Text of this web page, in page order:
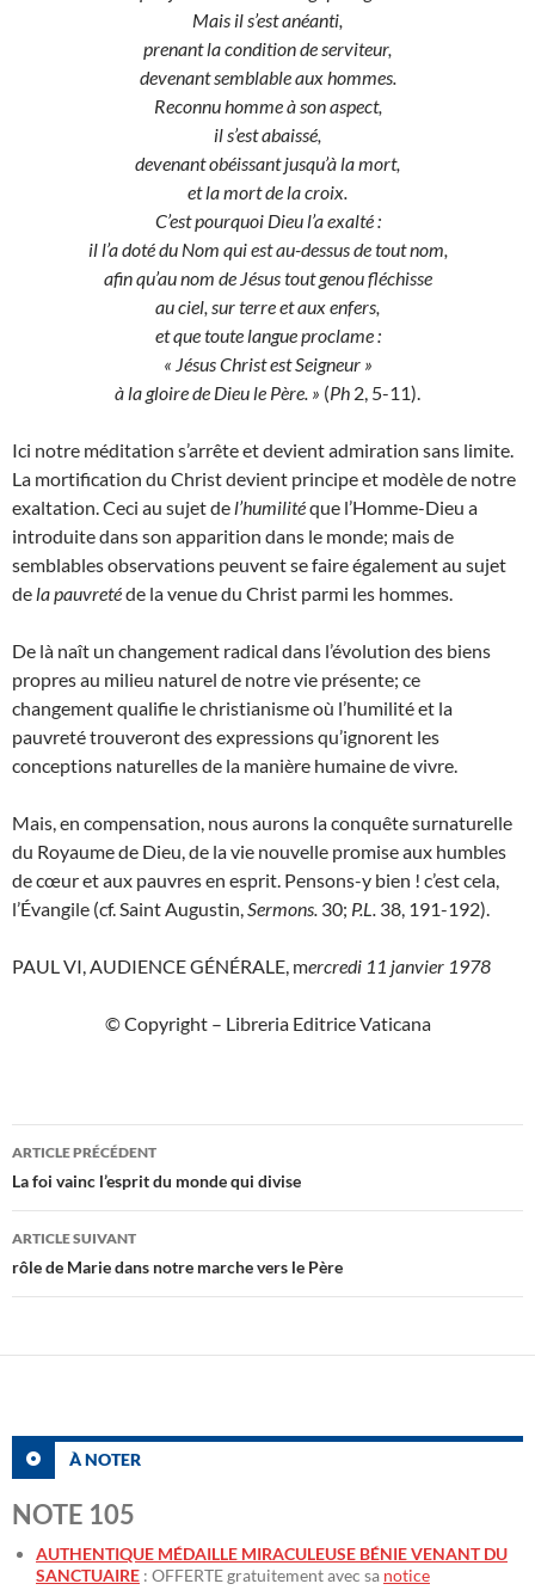
Mais il s’est anéanti,
prenant la condition de serviteur,
devenant semblable aux hommes.
Reconnu homme à son aspect,
il s’est abaissé,
devenant obéissant jusqu’à la mort,
et la mort de la croix.
C’est pourquoi Dieu l’a exalté :
il l’a doté du Nom qui est au-dessus de tout nom,
afin qu’au nom de Jésus tout genou fléchisse
au ciel, sur terre et aux enfers,
et que toute langue proclame :
« Jésus Christ est Seigneur »
à la gloire de Dieu le Père. » (Ph 2, 5-11).
Ici notre méditation s’arrête et devient admiration sans limite.
La mortification du Christ devient principe et modèle de notre
exaltation. Ceci au sujet de l’humilitéque l’Homme-Dieu a
introduite dans son apparition dans le monde; mais de
semblables observations peuvent se faire également au sujet
de la pauvretéde la venue du Christ parmi les hommes.
De là naît un changement radical dans l’évolution des biens
propres au milieu naturel de notre vie présente; ce
changement qualifie le christianisme où l’humilité et la
pauvreté trouveront des expressions qu’ignorent les
conceptions naturelles de la manière humaine de vivre.
Mais, en compensation, nous aurons la conquête surnaturelle
du Royaume de Dieu, de la vie nouvelle promise aux humbles
de cœur et aux pauvres en esprit. Pensons-y bien ! c’est cela,
l’Évangile (cf. Saint Augustin,Sermons. 30; P.L. 38, 191-192).
PAUL VI, AUDIENCE GÉNÉRALE, mercredi 11 janvier 1978
© Copyright – Libreria Editrice Vaticana
Navigation
des
articles
ARTICLE PRÉCÉDENT
La foi vainc l’esprit du monde qui divise
ARTICLE SUIVANT
rôle de Marie dans notre marche vers le Père
À NOTER
NOTE 105
AUTHENTIQUE MÉDAILLE MIRACULEUSE BÉNIE VENANT DU
SANCTUAIRE : OFFERTE gratuitement avec sa notice